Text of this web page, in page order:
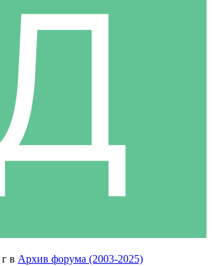
в Архив форума (2003-2025)